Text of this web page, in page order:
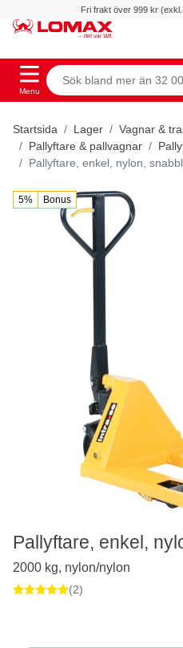
Fri frakt över 999 kr
Menu
Startsida Lager
Vagnar &
Pallyftare & pallvagnar
Pallyftare, enkel, nylon,
5% Bonus
Pallyftare, enkel,
2000 kg, nylon/nylon
(2)